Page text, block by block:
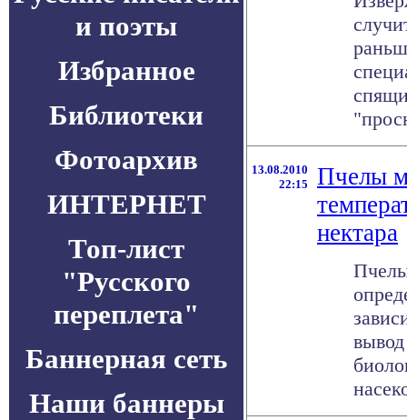
и поэты
Избранное
Библиотеки
Фотоархив
ИНТЕРНЕТ
Топ-лист
"Русского
переплета"
Баннерная сеть
Наши баннеры
13.08.2010
22:15
Пчелы
нектара